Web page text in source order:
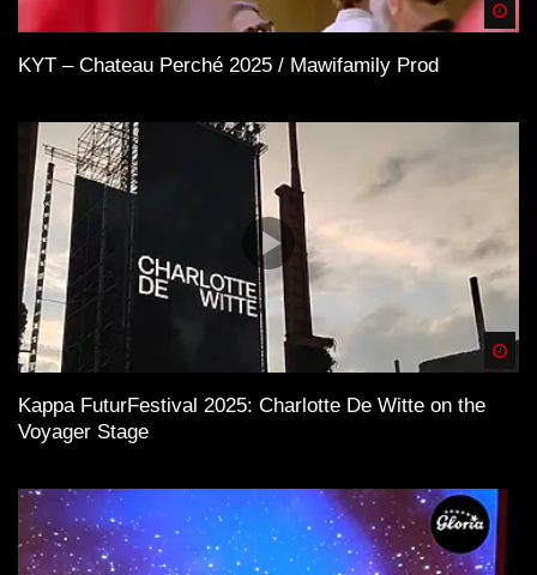
KYT – Chateau Perché 2025 / Mawifamily Prod
Kappa FuturFestival 2025: Charlotte De Witte on the
Voyager Stage